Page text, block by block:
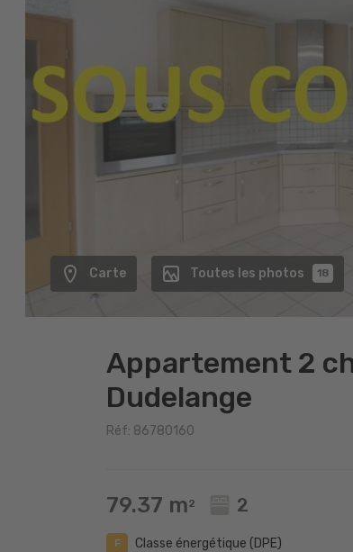
Carte Toutes les photos 18
Appartement 2
Dudelange
Réf: 86780160
79.37 m2 2
F Classe énergétique (DPE)